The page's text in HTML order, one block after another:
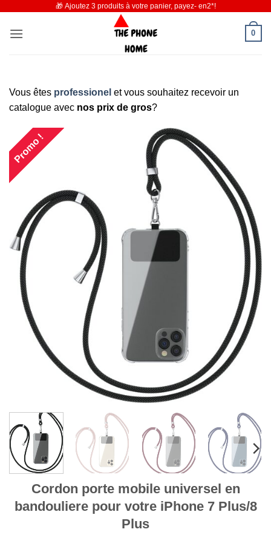
contenu
🎁 Ajoutez 3 produits à votre panier, payez- en2*!
0
Vous êtes professionel et vous souhaitez recevoir un
catalogue avec nos prix de gros?
Promo !
Cordon porte mobile universel en
bandouliere pour votre iPhone 7 Plus/8
Plus